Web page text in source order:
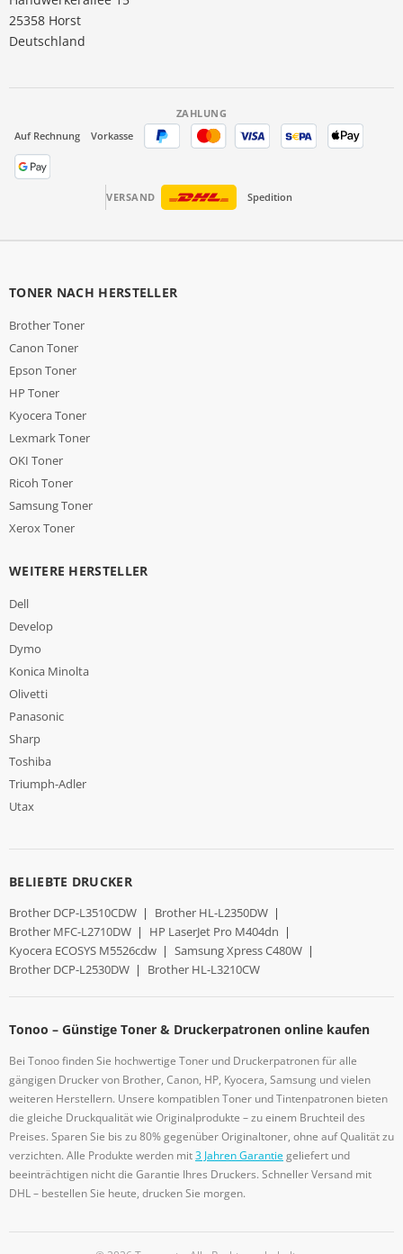
25358 Horst
Deutschland
ZAHLUNG
Auf Rechnung
Vorkasse
VERSAND Spedition
TONER NACH HERSTELLER
Brother Toner
Canon Toner
Epson Toner
HP Toner
Kyocera Toner
Lexmark Toner
OKI Toner
Ricoh Toner
Samsung Toner
Xerox Toner
WEITERE HERSTELLER
Dell
Develop
Dymo
Konica Minolta
Olivetti
Panasonic
Sharp
Toshiba
Triumph-Adler
Utax
BELIEBTE DRUCKER
Brother DCP-L3510CDW | Brother HL-L2350DW |
Brother MFC-L2710DW | HP LaserJet Pro M404dn |
Kyocera ECOSYS M5526cdw | Samsung Xpress C480W |
Brother DCP-L2530DW | Brother HL-L3210CW
Tonoo – Günstige Toner & Druckerpatronen online kaufen
Bei Tonoo finden Sie hochwertige Toner und Druckerpatronen für alle
gängigen Drucker von Brother, Canon, HP, Kyocera, Samsung und vielen
weiteren Herstellern. Unsere kompatiblen Toner und Tintenpatronen bieten
die gleiche Druckqualität wie Originalprodukte – zu einem Bruchteil des
Preises. Sparen Sie bis zu 80% gegenüber Originaltoner, ohne auf Qualität zu
verzichten. Alle Produkte werden mit3 Jahren Garantiegeliefert und
beeinträchtigen nicht die Garantie Ihres Druckers. Schneller Versand mit
DHL – bestellen Sie heute, drucken Sie morgen.